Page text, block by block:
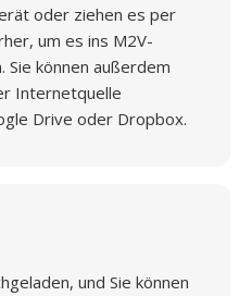
oder ziehen es per
um es ins M2V-
können außerdem
Internetquelle
Drive oder Dropbox.
und Sie können